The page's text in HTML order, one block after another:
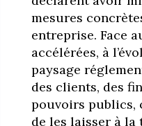
mesures
entreprise. Face
accélérées, à
paysage
des clients, des
pouvoirs publics,
de les laisser à la